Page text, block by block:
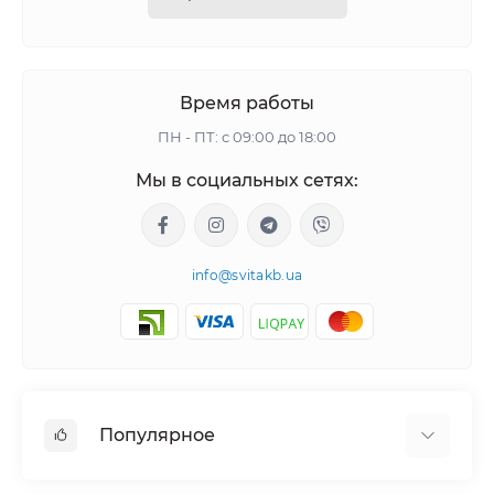
зарядить батареи, которые находятся в легковых
Качественные зарядки во время своего
функционирования не должны требовать ухода и
присмотра. Их главной функцией является
аккумулятор. В первую очередь клеммы получают ток с
Время работы
ПН - ПТ: с 09:00 до 18:00
Мы в социальных сетях:
info@svitakb.ua
Популярное